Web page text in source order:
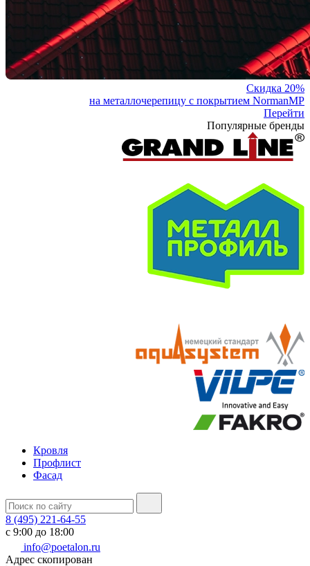
Скидка 20%
на металлочерепицу с покрытием NormanMP
Перейти
Популярные бренды
Кровля
Профлист
Фасад
8 (495) 221-64-55
с 9:00 до 18:00
info@poetalon.ru
Адрес скопирован